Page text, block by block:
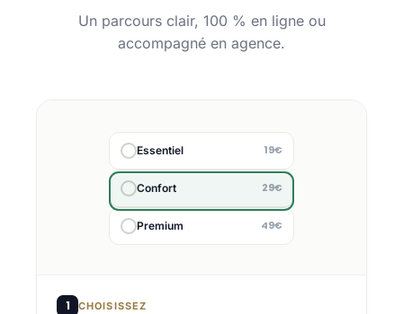
Un parcours clair, 100 % en ligne ou
accompagné en agence.
Essentiel 19€
Confort 29€
Premium 49€
1 CHOISISSEZ